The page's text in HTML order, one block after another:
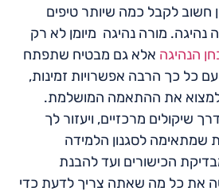
חשוב לקבל כמה שיותר טיפים
נהיגה. מורה נהיגה מיומן לא רק
הנהיגה אלא גם מבטיח שתפתח
כל כך הרבה אפשרויות זמינות,
למצוא את ההתאמה המושלמת.
שיקולים מרכזיים, ויעזור לך
לסגנון הלמידה
הכישורים ועד להבנת
את כל מה שאתה צריך לדעת כדי